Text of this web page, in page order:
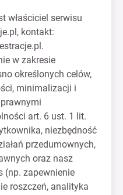
właściciel serwisu
kontakt:
.
w zakresie
określonych celów,
minimalizacji i
art. 6 ust. 1 lit.
niezbędność
przedumownych,
oraz nasz
(np. zapewnienie
roszczeń, analityka